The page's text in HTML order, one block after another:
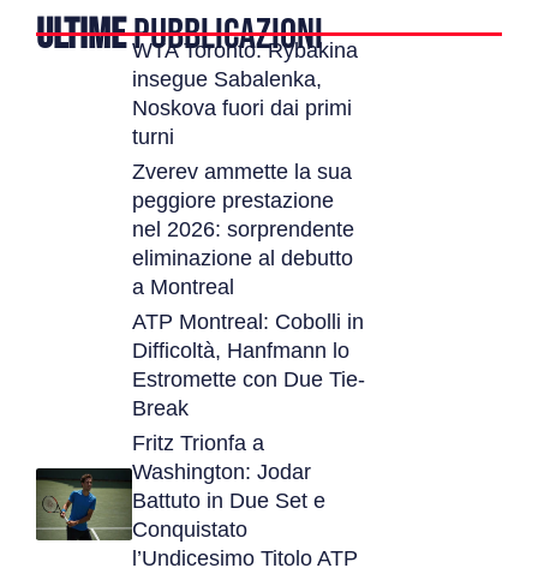
ULTIMEPUBBLICAZIONI
WTA Toronto: Rybakina
insegue Sabalenka,
Noskova fuori dai primi
turni
Zverev ammette la sua
peggiore prestazione
nel 2026: sorprendente
eliminazione al debutto
a Montreal
ATP Montreal: Cobolli in
Difficoltà, Hanfmann lo
Estromette con Due Tie-
Break
Fritz Trionfa a
Washington: Jodar
Battuto in Due Set e
Conquistato
l’Undicesimo Titolo ATP